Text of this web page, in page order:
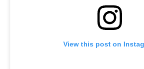
View this post on